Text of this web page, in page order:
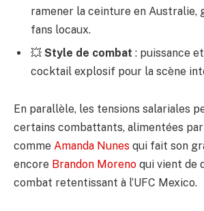
ramener la ceinture en Australie,
fans locaux.
💥 Style de combat : puissance
cocktail explosif pour la scène
En parallèle, les tensions salariales
certains combattants, alimentées
comme Amanda Nunes qui fait son
encore Brandon Moreno qui vient de
combat retentissant à l’UFC Mexico.